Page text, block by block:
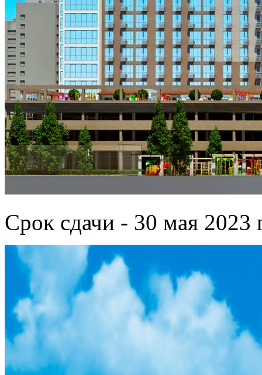
Срок сдачи - 30 мая 2023